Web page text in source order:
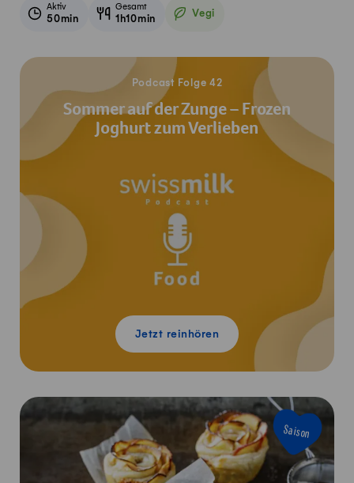
Aktiv
50min
Gesamt
1h10min Vegi
Vegetarisch
Podcast Folge 42
Sommer auf der Zunge – Frozen
Joghurt zum Verlieben
Jetzt reinhören
Jetzt reinhören
Saison